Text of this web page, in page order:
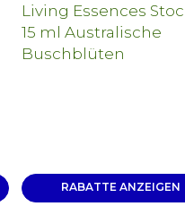
RABATTE ANZEIGEN